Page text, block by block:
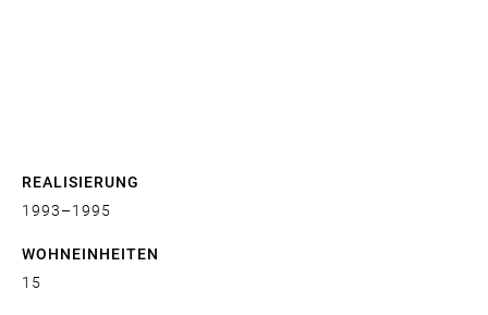
REALISIERUNG
1993
1995
WOHNEINHEITEN
15